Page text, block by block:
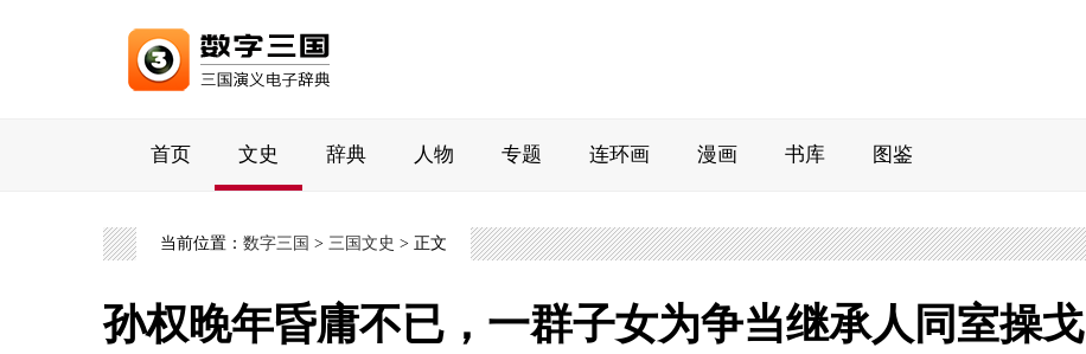
首页 文史 辞典 人物 专题 连环画 漫画 书库 图鉴
当前位置： 数字三国 > 三国文史 > 正文
孙权晚年昏庸不已，一群子女为争当继承人同室操戈